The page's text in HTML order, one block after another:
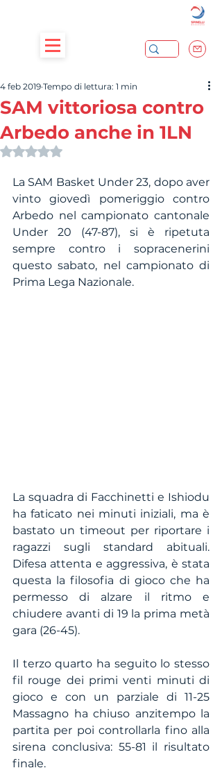
SAM vittoriosa contro
Arbedo anche in 1LN
4 feb 2019 Tempo di lettura: 1 min
Valutazione NaN stelle su 5.
La SAM Basket Under 23, dopo aver
vinto giovedì pomeriggio contro
Arbedo nel campionato cantonale
Under 20 (47-87), si è ripetuta
sempre contro i sopracenerini
questo sabato, nel campionato di
Prima Lega Nazionale.
La squadra di Facchinetti e Ishiodu
ha faticato nei minuti iniziali, ma è
bastato un timeout per riportare i
ragazzi sugli standard abituali.
Difesa attenta e aggressiva, è stata
questa la filosofia di gioco che ha
permesso di alzare il ritmo e
chiudere avanti di 19 la prima metà
gara (26-45).
Il terzo quarto ha seguito lo stesso
fil rouge dei primi venti minuti di
gioco e con un parziale di 11-25
Massagno ha chiuso anzitempo la
partita per poi controllarla fino alla
sirena conclusiva: 55-81 il risultato
finale.